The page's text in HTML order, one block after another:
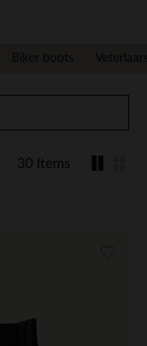
Biker boots
30 Items